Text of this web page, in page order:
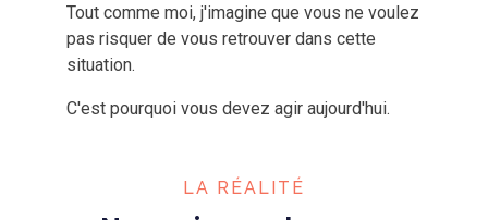
Tout comme moi, j'imagine que vous ne voulez
pas risquer de vous retrouver dans cette
situation.
C'est pourquoi vous devez agir aujourd'hui.
LA RÉALITÉ